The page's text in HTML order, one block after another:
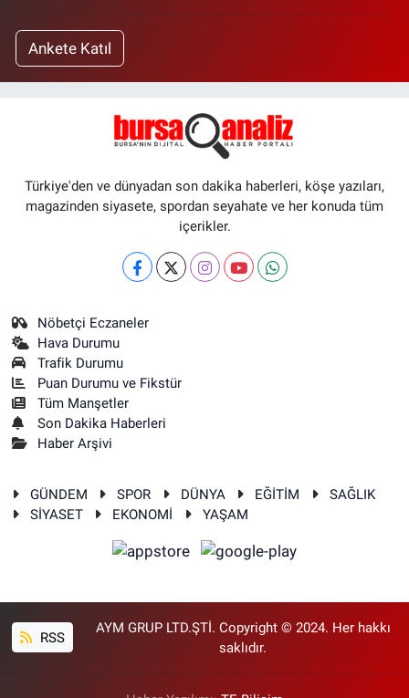
Ankete Katıl
Türkiye'den ve dünyadan son dakika haberleri, köşe yazıları,
magazinden siyasete, spordan seyahate ve her konuda tüm
içerikler.
Nöbetçi Eczaneler
Hava Durumu
Trafik Durumu
Puan Durumu ve Fikstür
Tüm Manşetler
Son Dakika Haberleri
Haber Arşivi
GÜNDEM SPOR DÜNYA EĞİTİM
SAĞLIK
SİYASET
EKONOMİ YAŞAM
RSS
AYM GRUP LTD.ŞTİ. Copyright © 2024. Her hakkı
saklıdır.